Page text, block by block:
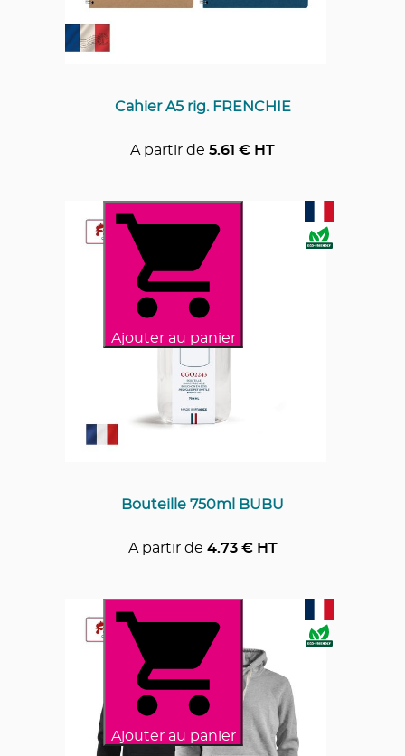
Cahier A5 rig. FRENCHIE
A partir de 5.61 € HT
Ajouter au panier
Bouteille 750ml BUBU
A partir de 4.73€ HT
Ajouter au panier